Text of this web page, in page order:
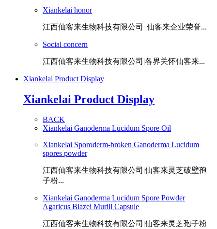
Xiankelai honor
江西仙客来生物科技有限公司 |仙客来企业荣誉...
Social concern
江西仙客来生物科技有限公司|各界关怀仙客来...
Xiankelai Product Display
Xiankelai Product Display
BACK
Xiankelai Ganoderma Lucidum Spore Oil
Xiankelai Sporoderm-broken Ganoderma Lucidum
spores powder
江西仙客来生物科技有限公司|仙客来灵芝破壁孢
子粉...
Xiankelai Ganoderma Lucidum Spore Powder
Agaricus Blazei Murill Capsule
江西仙客来生物科技有限公司|仙客来灵芝孢子粉